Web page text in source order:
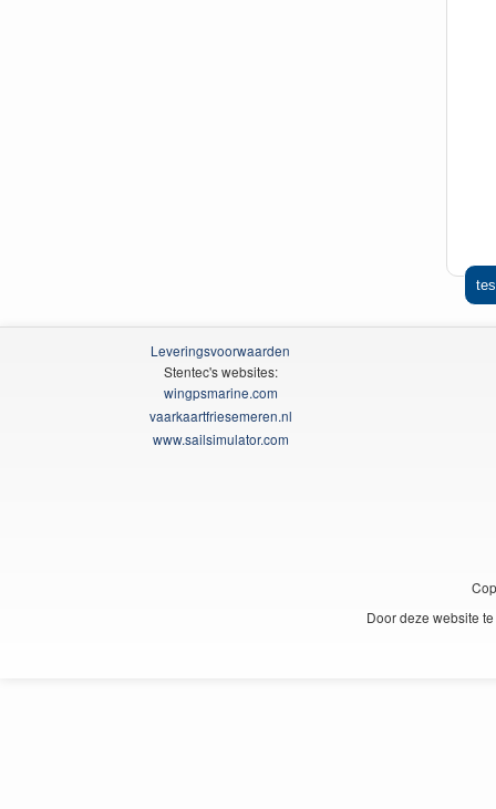
Leveringsvoorwaarden
Stentec's websites:
wingpsmarine.com
vaarkaartfriesemeren.nl
www.sailsimulator.com
Door deze website